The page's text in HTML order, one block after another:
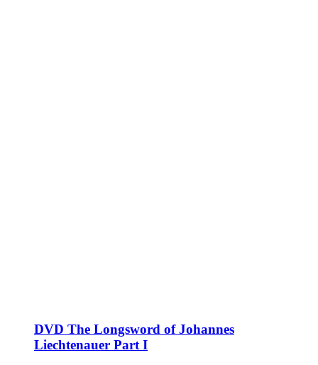
DVD The Longsword of Johannes
Liechtenauer Part I